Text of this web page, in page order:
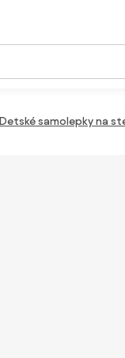
Detské samolepky na